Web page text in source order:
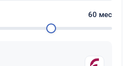
60 мес